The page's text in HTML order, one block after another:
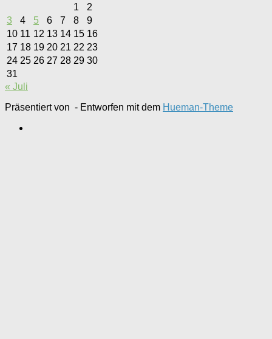
1
2
3
4 5 6 7 8
9
10 11 12 13 14 15 16
17 18 19 20 21 22 23
24 25 26 27 28 29 30
31
« Juli
Präsentiert von - Entworfen mit dem Hueman-Theme